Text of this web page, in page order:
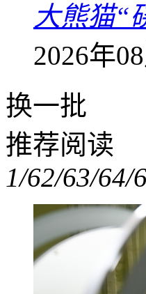
大熊猫“
2026年
换一批
推荐阅读
1/62/63/64/